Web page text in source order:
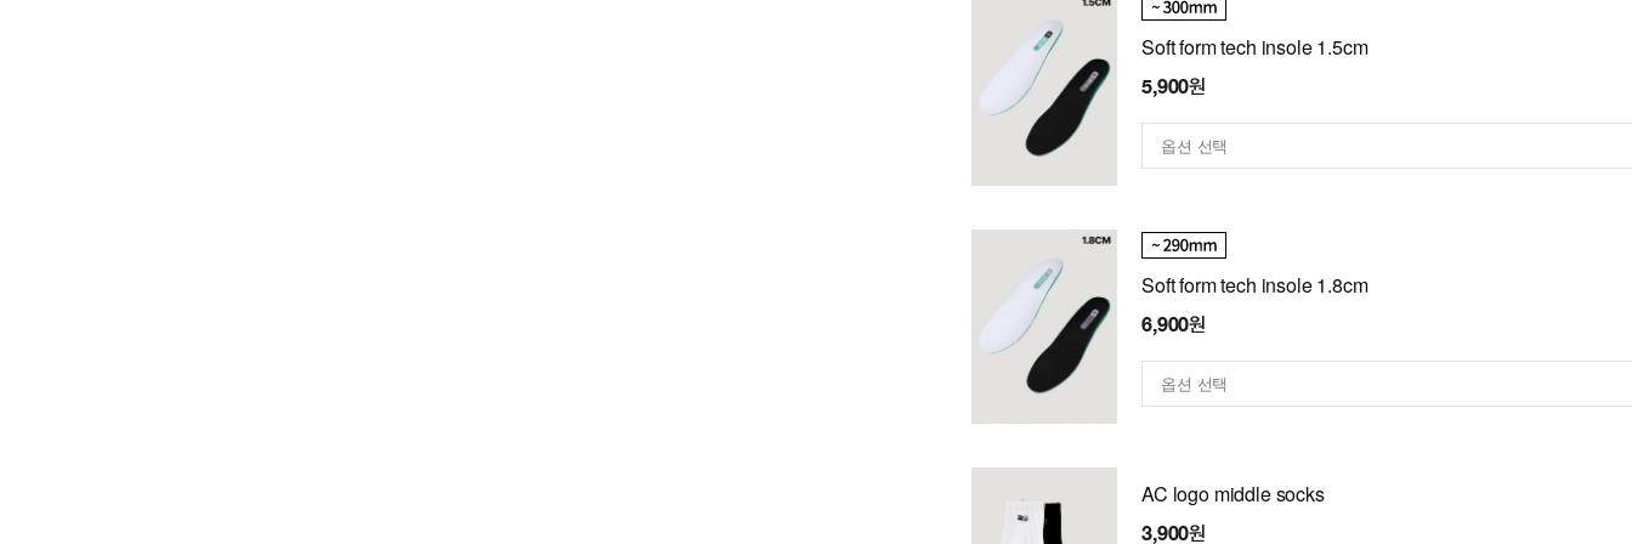
Soft form tech insole 1.5cm
5,900원
Soft form tech insole 1.8cm
6,900원
AC logo middle socks
3,900원